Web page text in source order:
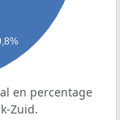
en percentage
Zuid.